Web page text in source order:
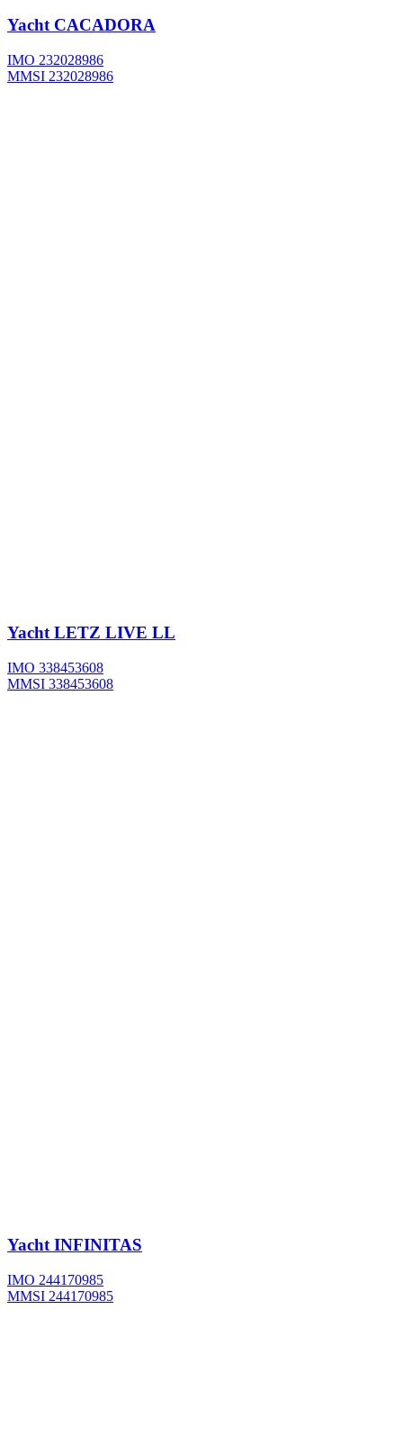
Yacht CACADORA
IMO 232028986
MMSI 232028986
YachtLETZ LIVE LL
IMO 338453608
MMSI 338453608
Yacht INFINITAS
IMO 244170985
MMSI 244170985